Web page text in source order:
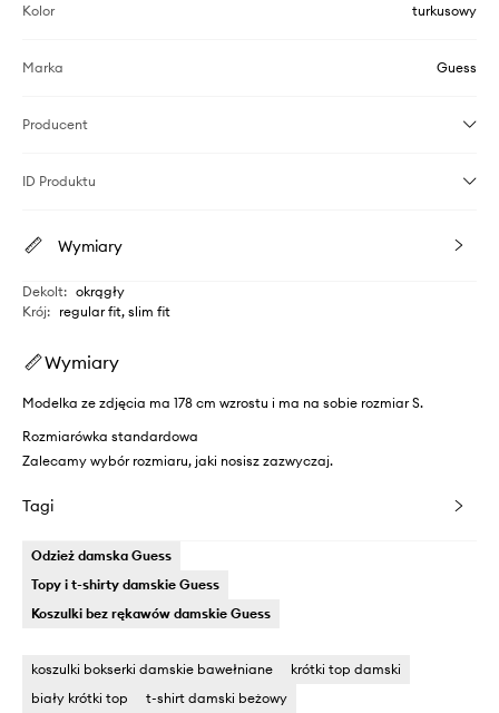
Kolor turkusowy
Marka Guess
Producent
ID Produktu
Wymiary
Dekolt: okrągły
Krój: regular fit, slim fit
Wymiary
Modelka ze zdjęcia ma 178 cm wzrostu i ma na sobie rozmiar S.
Rozmiarówka standardowa
Zalecamy wybór rozmiaru, jaki nosisz zazwyczaj.
Tagi
Odzież damska Guess
Topy i t-shirty damskie Guess
Koszulki bez rękawów damskie Guess
koszulki bokserki damskie bawełniane
krótki top damski
biały krótki top
t-shirt damski beżowy